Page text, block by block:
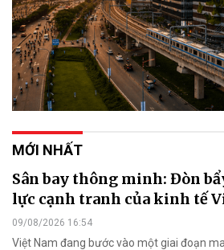
MỚI NHẤT
Sân bay thông minh: Đòn
lực cạnh tranh của kinh tế
09/08/2026 16:54
Việt Nam đang bước vào một giai đoạn